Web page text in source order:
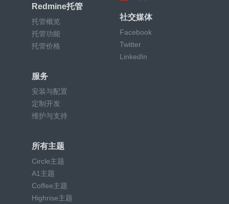
Redmine托管
托管概览
托管功能
托管价格
服务
安装与配置
定制开发
维护与支持
所有主题
Circle主题
A1主题
Coffee主题
Highrise主题
社交媒体
Facebook
Twitter
LinkedIn